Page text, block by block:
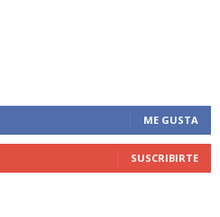
ME GUSTA
SUSCRIBIRTE